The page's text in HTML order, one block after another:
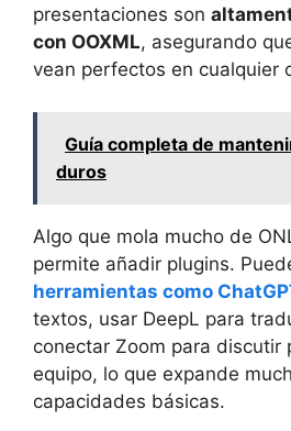
presentaciones son
con OOXML, asegurando
vean perfectos en cualquier
Guía completa de
duros
Algo que mola mucho de
permite añadir plugins.
herramientas como
textos, usar DeepL para
conectar Zoom para discutir
equipo, lo que expande
capacidades básicas.